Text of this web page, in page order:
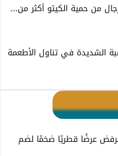
من حمية الكيتو أكثر من...
الشديدة في تناول الأطعمة
عرضًا قطريًا ضخمًا لضم